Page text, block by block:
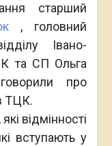
старший
, головний
Івано-
та СП Ольга
про
ТЦК.
відмінності
вступають у